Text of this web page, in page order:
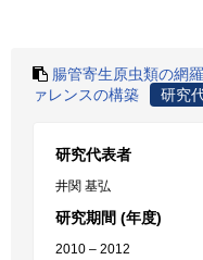
腸管寄生原虫類の網
ァレンスの構築
研究
研究代表者
井関 基弘
研究期間 (年度)
2010 – 2012